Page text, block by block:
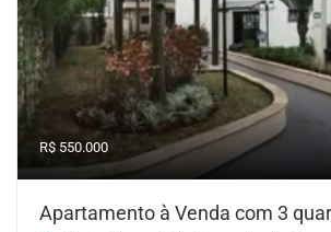
R$ 550.000
Apartamento à Venda com 3